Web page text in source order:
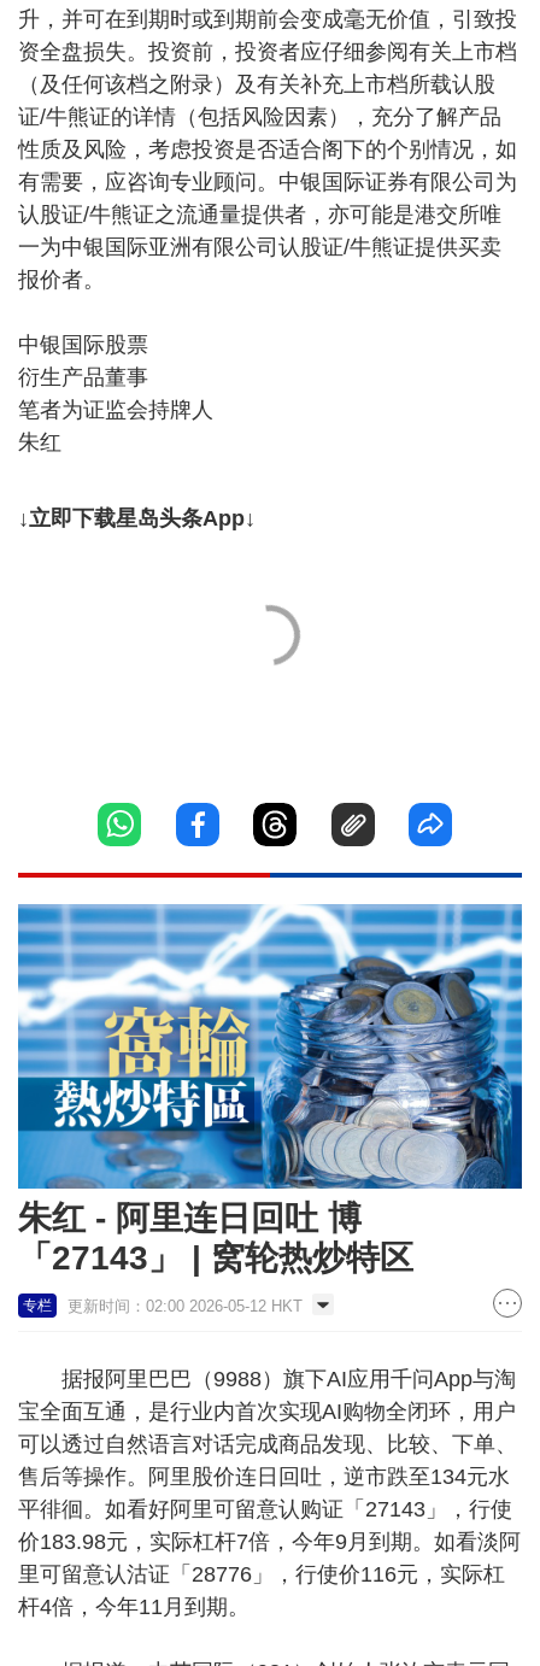
升，并可在到期时或到期前会变成毫无价值，引致投
资全盘损失。投资前，投资者应仔细参阅有关上市档
（及任何该档之附录）及有关补充上市档所载认股
证/牛熊证的详情（包括风险因素），充分了解产品
性质及风险，考虑投资是否适合阁下的个别情况，如
有需要，应咨询专业顾问。中银国际证券有限公司为
认股证/牛熊证之流通量提供者，亦可能是港交所唯
一为中银国际亚洲有限公司认股证/牛熊证提供买卖
报价者。
中银国际股票
衍生产品董事
笔者为证监会持牌人
朱红
↓立即下载星岛头条App↓
朱红 - 阿里连日回吐 博
「27143」 | 窝轮热炒特区
专栏 更新时间：02:00 2026-05-12 HKT
据报阿里巴巴（9988）旗下AI应用千问App与淘
宝全面互通，是行业内首次实现AI购物全闭环，用户
可以透过自然语言对话完成商品发现、比较、下单、
售后等操作。阿里股价连日回吐，逆市跌至134元水
平徘徊。如看好阿里可留意认购证「27143」，行使
价183.98元，实际杠杆7倍，今年9月到期。如看淡阿
里可留意认沽证「28776」，行使价116元，实际杠
杆4倍，今年11月到期。